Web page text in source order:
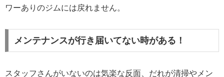
ワーありのジムには戻れません。
メンテナンスが行き届いてない時がある！
スタッフさんがいないのは気楽な反面、だれが清掃やメン